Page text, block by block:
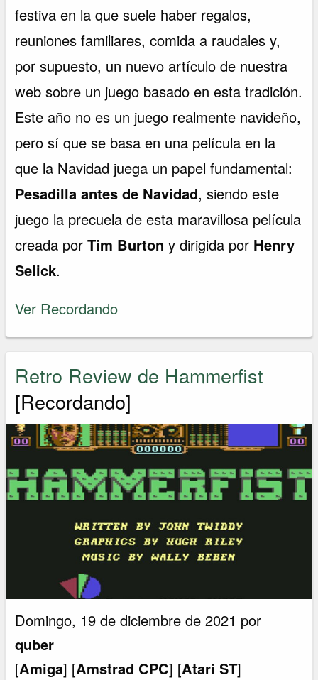
festiva en la que suele haber regalos,
reuniones familiares, comida a raudales y,
por supuesto, un nuevo artículo de nuestra
web sobre un juego basado en esta tradición.
Este año no es un juego realmente navideño,
pero sí que se basa en una película en la
que la Navidad juega un papel fundamental:
Pesadilla antes de Navidad, siendo este
juego la precuela de esta maravillosa película
creada porTim Burton y dirigida por Henry
Selick.
Ver Recordando
Retro Review de Hammerfist
[Recordando]
Domingo, 19 de diciembre de 2021 por
quber
[Amiga] [Amstrad CPC] [Atari ST]